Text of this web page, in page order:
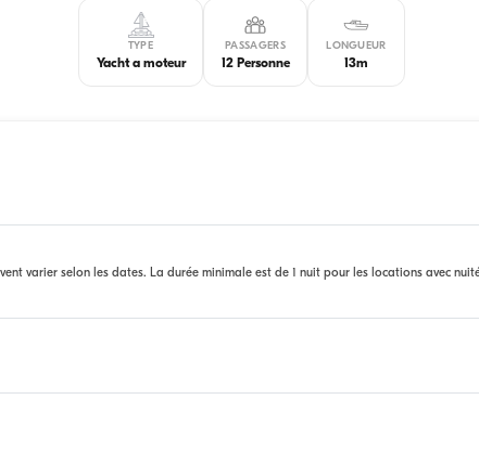
TYPE
Yacht a moteur
PASSAGERS
12 Personne
LONGUEUR
13m
varier selon les dates. La durée minimale est de 1 nuit pour les locations avec